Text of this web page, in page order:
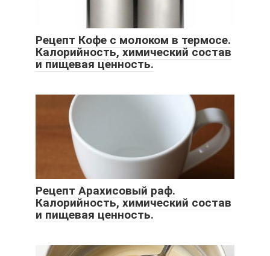
Рецепт Кофе с молоком в термосе.
Калорийность, химический состав
и пищевая ценность.
Рецепт Арахисовый раф.
Калорийность, химический состав
и пищевая ценность.